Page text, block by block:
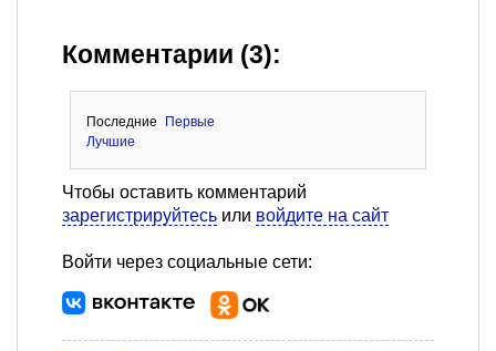
Комментарии (3):
Последние
Первые
Лучшие
Чтобы оставить комментарий
зарегистрируйтесь или войдите на сайт
Войти через социальные сети: